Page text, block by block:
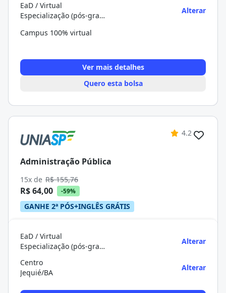
EaD / Virtual
Especialização (pós-graduação)
Alterar
Campus 100% virtual
Ver mais detalhes
Quero esta bolsa
4.2
Administração Pública
15x de R$ 155,76
R$ 64,00 -59%
GANHE 2ª PÓS+INGLÊS GRÁTIS
EaD / Virtual
Especialização (pós-graduação)
Alterar
Centro
Jequié/BA
Alterar